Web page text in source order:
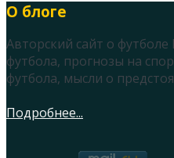
О блоге
Авторский сайт о футболе
футбола, прогнозы на
футбола, мысли о
Подробнее...